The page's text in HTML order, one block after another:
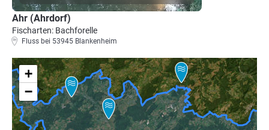
Ahr (Ahrdorf)
Fischarten: Bachforelle
Fluss bei 53945 Blankenheim
+
−